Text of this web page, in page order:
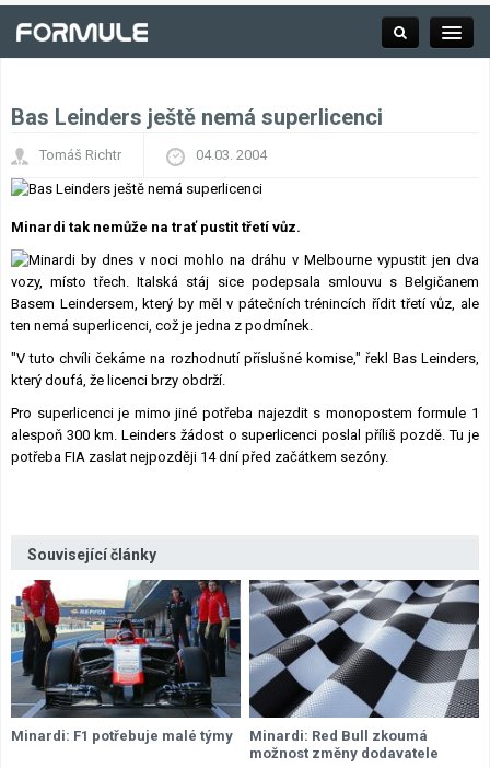
Kalendář F1
Okruhy F1
Bas Leinders ještě nemá superlicenci
Tomáš Richtr 04.03. 2004
Minardi tak nemůže na trať pustit třetí vůz.
Minardi by dnes v noci mohlo na dráhu v Melbourne vypustit jen dva
vozy, místo třech. Italská stáj sice podepsala smlouvu s Belgičanem
Basem Leindersem, který by měl v pátečních trénincích řídit třetí vůz, ale
ten nemá superlicenci, což je jedna z podmínek.
"V tuto chvíli čekáme na rozhodnutí příslušné komise," řekl Bas Leinders,
který doufá, že licenci brzy obdrží.
Pro superlicenci je mimo jiné potřeba najezdit s monopostem formule 1
alespoň 300 km. Leinders žádost o superlicenci poslal příliš pozdě. Tu je
potřeba FIA zaslat nejpozději 14 dní před začátkem sezóny.
Související články
Minardi: F1 potřebuje malé týmy
Minardi: Red Bull zkoumá
možnost změny dodavatele